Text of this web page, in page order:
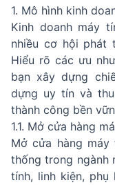
1. Mô hình kinh
Kinh doanh máy
nhiều cơ hội phát
Hiểu rõ các ưu
bạn xây dựng
dựng uy tín và
thành công bền
1.1. Mở cửa hàng
Mở cửa hàng
thống trong ngành
tính, linh kiện, phụ